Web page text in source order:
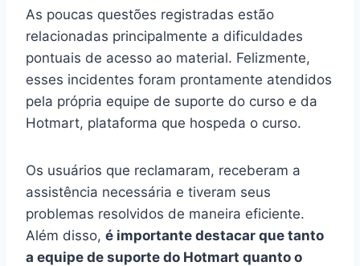
As poucas questões registradas estão
relacionadas principalmente a dificuldades
pontuais de acesso ao material. Felizmente,
esses incidentes foram prontamente atendidos
pela própria equipe de suporte do curso e da
Hotmart, plataforma que hospeda o curso.
Os usuários que reclamaram, receberam a
assistência necessária e tiveram seus
problemas resolvidos de maneira eficiente.
Além disso, é importante destacar que tanto
a equipe de suporte do Hotmart quanto o